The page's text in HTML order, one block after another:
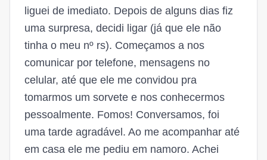
liguei de imediato. Depois de alguns dias fiz
uma surpresa, decidi ligar (já que ele não
tinha o meu nº rs). Começamos a nos
comunicar por telefone, mensagens no
celular, até que ele me convidou pra
tomarmos um sorvete e nos conhecermos
pessoalmente. Fomos! Conversamos, foi
uma tarde agradável. Ao me acompanhar até
em casa ele me pediu em namoro. Achei